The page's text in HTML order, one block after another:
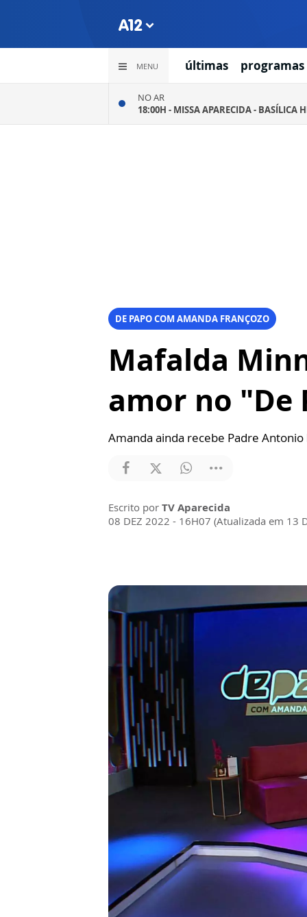
MENU últimas programas
NO AR
18:00H - MISSA APARECIDA - BASÍLICA
DE PAPO COM AMANDA FRANÇOZO
Mafalda
amor no "De
Amanda ainda recebe Padre
Escrito por TV Aparecida
08 DEZ 2022 - 16H07 (Atualizada em 13